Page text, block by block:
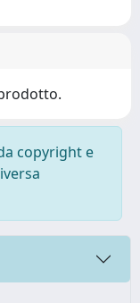
copyright e